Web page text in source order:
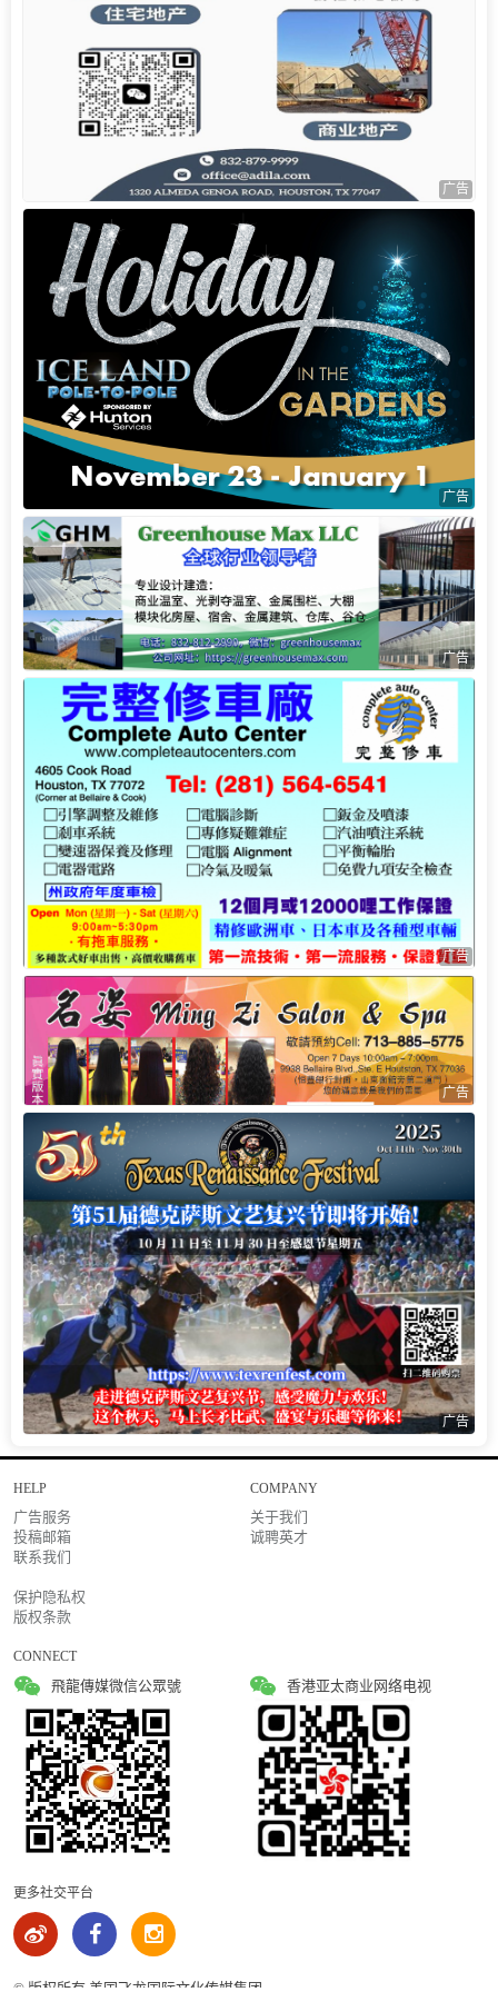
广告
广告
广告
广告
广告
广告
HELP
广告服务
投稿邮箱
联系我们
保护隐私权
版权条款
COMPANY
关于我们
诚聘英才
CONNECT
飛龍傳媒微信公眾號 香港亚太商业网络电视
更多社交平台
© 版权所有 美国飞龙国际文化传媒集团